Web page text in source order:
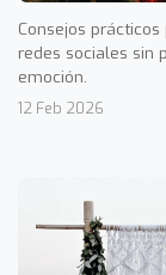
Consejos
redes sociales sin
emoción.
12 Feb 2026